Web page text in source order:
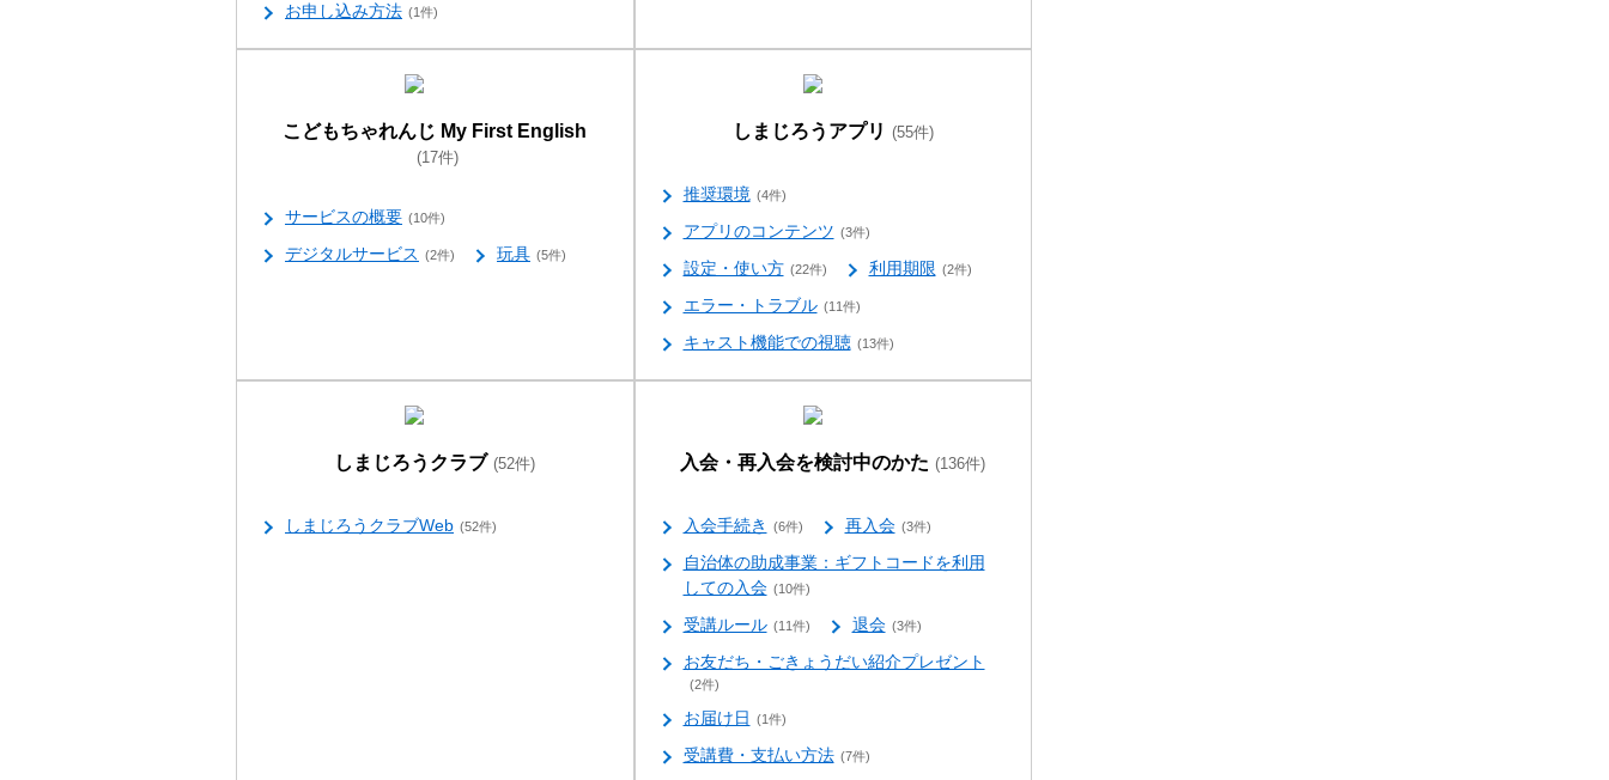
お申し込み方法 (1件)
こどもちゃれんじ My First English
(17件)
サービスの概要 (10件)
デジタルサービス (2件) 玩具 (5件)
しまじろうアプリ (55件)
推奨環境 (4件)
アプリのコンテンツ (3件)
設定・使い方 (22件) 利用期限 (2件)
エラー・トラブル (11件)
キャスト機能での視聴 (13件)
しまじろうクラブ (52件)
しまじろうクラブWeb (52件)
入会・再入会を検討中のかた (136件)
入会手続き (6件) 再入会 (3件)
自治体の助成事業：ギフトコードを利用
しての入会 (10件)
受講ルール (11件) 退会 (3件)
お友だち・ごきょうだい紹介プレゼント
(2件)
お届け日 (1件)
受講費・支払い方法 (7件)